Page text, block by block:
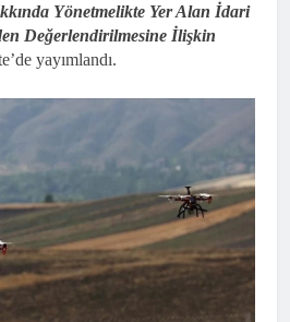
Yönetmelikte Yer Alan İdari
Değerlendirilmesine İlişkin
yayımlandı.